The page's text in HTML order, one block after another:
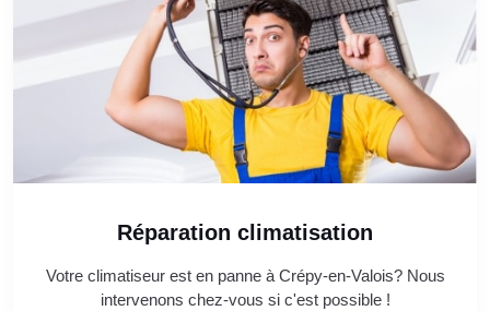
Réparation climatisation
Votre climatiseur est en panne à Crépy-en-Valois? Nous
intervenons chez-vous si c'est possible !